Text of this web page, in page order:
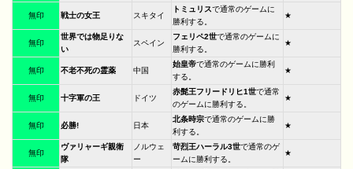
無印 戦士の女王 スキタイ
トミュリスで通常のゲームに
勝利する。
★
無印
世界では物足りな
い
スペイン
フェリペ2世で通常のゲームに
勝利する。
★
無印 不老不死の霊薬 中国
始皇帝で通常のゲームに勝利
する。
★
無印 十字軍の王 ドイツ
赤髭王フリードリヒ1世で通常
のゲームに勝利する。
★
無印 必勝! 日本
北条時宗で通常のゲームに勝
利する。
★
無印
ヴァリャーギ親衛
隊
ノルウェ
ー
苛烈王ハーラル3世で通常のゲ
ームに勝利する。
★